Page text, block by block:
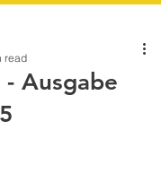
Ausgabe
read